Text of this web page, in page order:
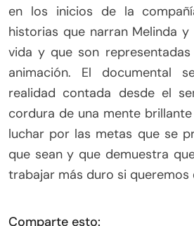
en los inicios de la
historias que narran Melinda
vida y que son
animación. El documental
realidad contada desde el
cordura de una mente
luchar por las metas que se
que sean y que demuestra
trabajar más duro si queremos
Comparte esto: